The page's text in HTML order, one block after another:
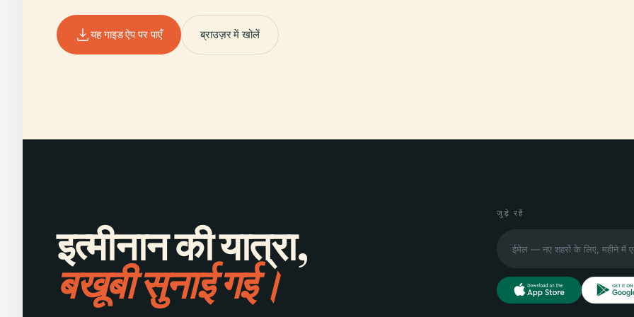
यह गाइड ऐप पर पाएँ ब्राउज़र में खोलें
इत्मीनान की यात्रा,
बखूबी सुनाई गई।
जुड़े रहें